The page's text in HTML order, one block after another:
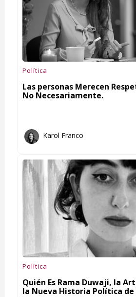
Política
Las personas Merecen
No Necesariamente.
Karol Franco
Política
Quién Es Rama Duwaji, la
la Nueva Historia Política de